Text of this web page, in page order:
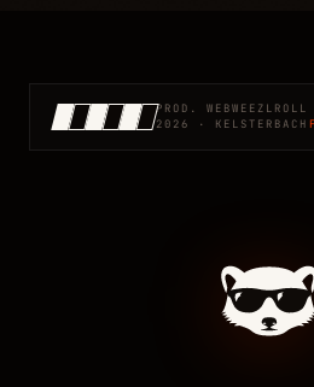
PROD. WEBWEEZL
2026 · KELSTERBACH